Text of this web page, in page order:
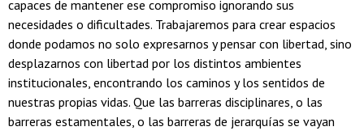
capaces de mantener ese compromiso ignorando sus
necesidades o dificultades. Trabajaremos para crear espacios
donde podamos no solo expresarnos y pensar con libertad, sino
desplazarnos con libertad por los distintos ambientes
institucionales, encontrando los caminos y los sentidos de
nuestras propias vidas. Que las barreras disciplinares, o las
barreras estamentales, o las barreras de jerarquías se vayan